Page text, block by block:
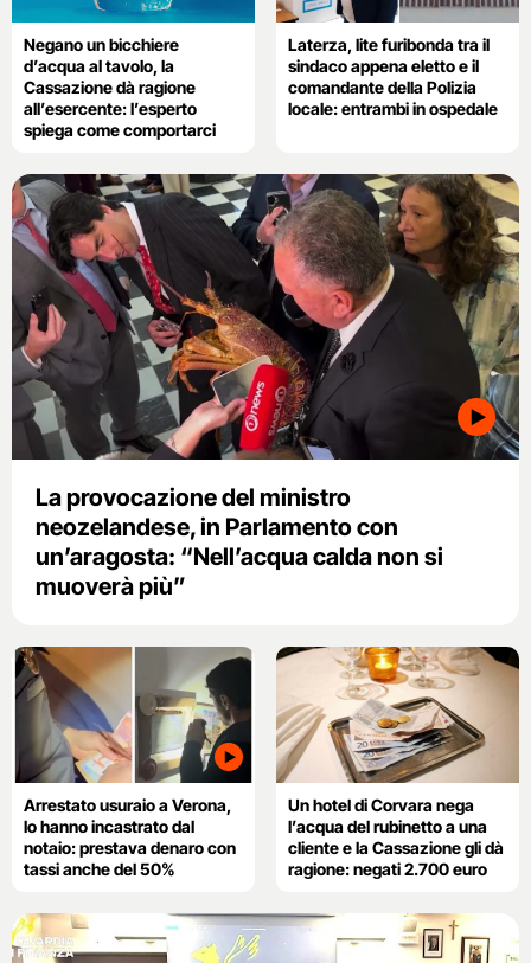
Negano un bicchiere
d’acqua al tavolo, la
Cassazione dà ragione
all’esercente: l’esperto
spiega come comportarci
Laterza, lite furibonda tra il
sindaco appena eletto e il
comandante della Polizia
locale: entrambi in ospedale
La provocazione del ministro
neozelandese, in Parlamento con
un’aragosta: “Nell’acqua calda non si
muoverà più”
Arrestato usuraio a Verona,
lo hanno incastrato dal
notaio: prestava denaro con
tassi anche del 50%
Un hotel di Corvara nega
l’acqua del rubinetto a una
cliente e la Cassazione gli dà
ragione: negati 2.700 euro